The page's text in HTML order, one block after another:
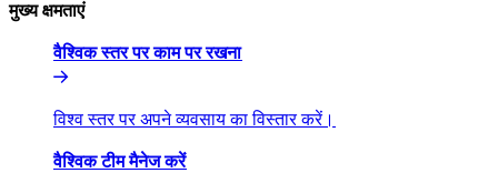
मुख्य क्षमताएं​​
वैश्विक स्तर पर काम पर रखना​​
विश्व स्तर पर अपने व्यवसाय का विस्तार करें।​​
वैश्विक टीम मैनेज करें​​